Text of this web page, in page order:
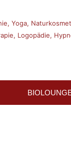
Yoga,
Logopädie,